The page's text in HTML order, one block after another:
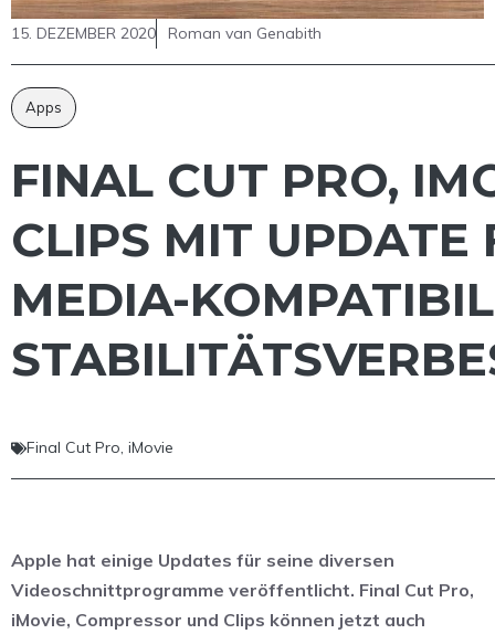
15. DEZEMBER 2020 Roman van Genabith
Apps
FINAL CUT PRO,
CLIPS MIT UPDATE
MEDIA-
Final Cut Pro, iMovie
Apple hat einige Updates für seine diversen
Videoschnittprogramme veröffentlicht. Final Cut Pro,
iMovie, Compressor und Clips können jetzt auch